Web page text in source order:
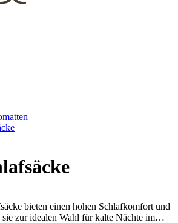
bieten einen hohen Schlafkomfort und
zur idealen Wahl für kalte Nächte im